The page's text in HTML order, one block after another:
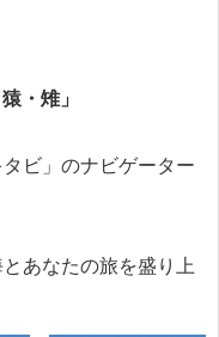
・雉」
ビ」のナビゲーター
あなたの旅を盛り上